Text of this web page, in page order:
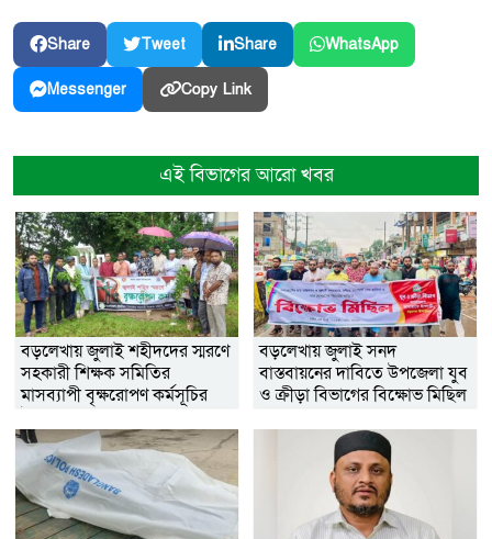
Share Tweet Share WhatsApp
Messenger Copy Link
এই বিভাগের আরো খবর
বড়লেখায় জুলাই শহীদদের স্মরণে
সহকারী শিক্ষক সমিতির
মাসব্যাপী বৃক্ষরোপণ কর্মসূচির
বড়লেখায় জুলাই সনদ
বাস্তবায়নের দাবিতে উপজেলা যুব
ও ক্রীড়া বিভাগের বিক্ষোভ মিছিল